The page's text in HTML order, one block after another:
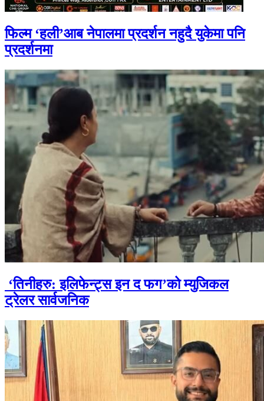
फिल्म ‘हली’आब नेपालमा प्रदर्शन नहुदै युकेमा पनि
प्रदर्शनमा
‘तिनीहरु: इलिफेन्ट्स इन द फग’को म्युजिकल
ट्रेलर सार्वजनिक